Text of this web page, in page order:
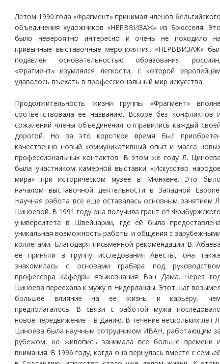
Летом 1990 года «Фрагмент» принимал членов
объединения художников «НЕРВВИЗАЖ» из Брюсселя.
было невероятно интересно и очень не походило
привычные выставочные мероприятия. «НЕРВВИЗАЖ»
подавлен основательностью образования
«Фрагмент» изумлялся легкости, с которой
удавалось въехать в профессиональный мир искусства.
Продолжительность жизни группы «Фрагмент»
соответствовала ее названию. Вскоре без конфликтов
сожалений члены объединения отправились каждый
дорогой. Но за это короткое время был
качественно новый коммуникативный опыт и масса
профессиональных контактов. В этом же году Л.
была участником камерной выставки «Искусство
мира» при историческом музее в Мюнхене. Это
началом выставочной деятельности в Западной
Научная работа все еще оставалась основным занятием
Циноевой. В 1991 году она получила грант от
университета в Швейцарии, где ей была
уникальная возможность работы и общения с
коллегами. Благодаря письменной рекомендации В.
ее приняли в группу исследования Авесты, она
знакомилась с основами грабара под
профессора кафедры языкознания Ван Дама. Через
Циноева переехала к мужу в Нидерланды. Этот шаг
большее влияние на ее жизнь и карьеру,
предполагалось. В связи с работой мужа
новое передвижение – в Данию. В течение нескольких лет
Циноева была научным сотрудником ИВАН, работающим
рубежом, но живопись занимала все больше времени
внимания. В 1996 году, когда она вернулась вместе с